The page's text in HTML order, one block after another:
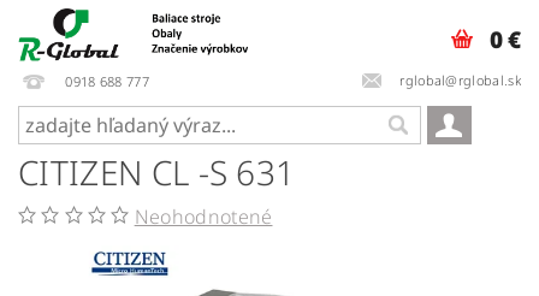
0918 688 777 rglobal@rglobal.sk
0 €
CITIZEN CL -S 631
Neohodnotené